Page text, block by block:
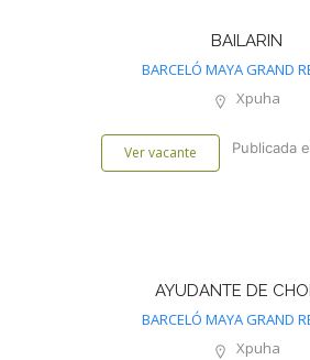
BAILARIN
BARCELÓ MAYA GRAND
Xpuha
Ver vacante Publicada
AYUDANTE DE
BARCELÓ MAYA GRAND
Xpuha